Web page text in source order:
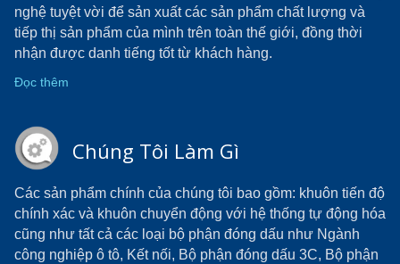
nghệ tuyệt vời để sản xuất các sản phẩm chất lượng và
tiếp thị sản phẩm của mình trên toàn thế giới, đồng thời
nhận được danh tiếng tốt từ khách hàng.
Đọc thêm
Chúng Tôi Làm Gì
Các sản phẩm chính của chúng tôi bao gồm: khuôn tiến độ
chính xác và khuôn chuyển động với hệ thống tự động hóa
cũng như tất cả các loại bộ phận đóng dấu như Ngành
công nghiệp ô tô, Kết nối, Bộ phận đóng dấu 3C, Bộ phận